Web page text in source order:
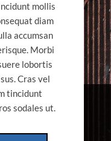
mollis
diam
accumsan
Morbi
lobortis
Cras vel
tincidunt
sodales ut.